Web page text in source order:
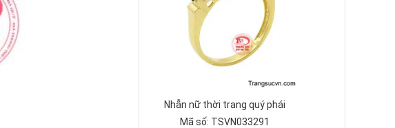
Nhẫn nữ thời trang quý phái
Mã số: TSVN033291